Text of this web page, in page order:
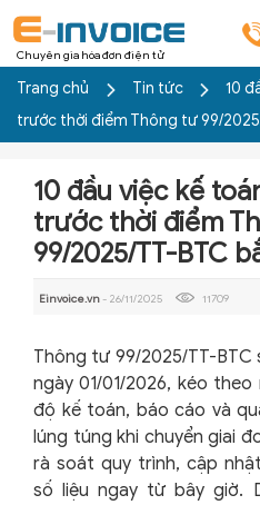
Chuyên gia hóa đơn điện tử
Trang chủ Tin tức
10
trước thời điểm Thông tư 99/
10 đầu việc kế
trước thời điểm
99/2025/TT-BTC
Einvoice.vn- 26/11/2025 11709
Thông tư 99/2025/TT-
ngày 01/01/2026, kéo
độ kế toán, báo cáo và
lúng túng khi chuyển giai
rà soát quy trình, cập
số liệu ngay từ bây giờ.